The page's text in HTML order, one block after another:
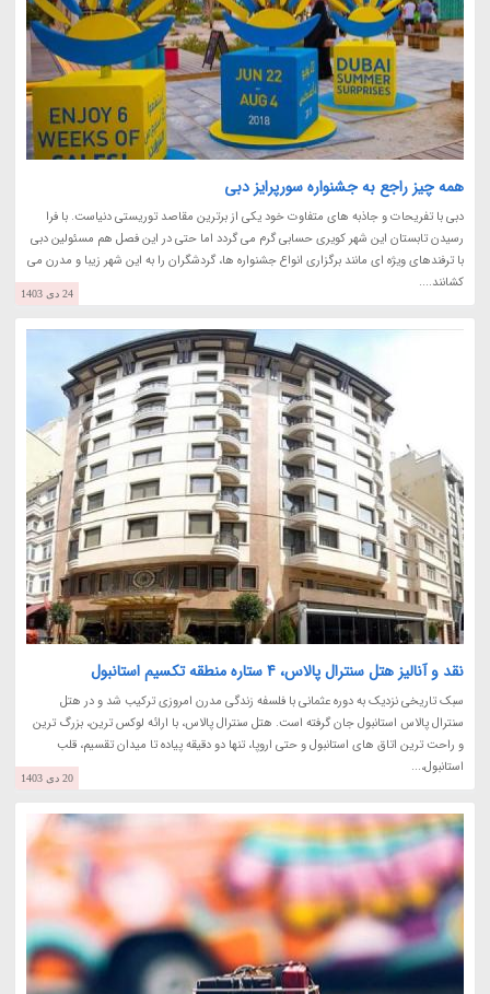
همه چیز راجع به جشنواره سورپرایز دبی
دبی با تفریحات و جاذبه های متفاوت خود یکی از برترین مقاصد توریستی دنیاست. با فرا
رسیدن تابستان این شهر کویری حسابی گرم می گردد اما حتی در این فصل هم مسئولین دبی
با ترفندهای ویژه ای مانند برگزاری انواع جشنواره ها، گردشگران را به این شهر زیبا و مدرن می
کشانند....
24 دی 1403
نقد و آنالیز هتل سنترال پالاس، 4 ستاره منطقه تکسیم استانبول
سبک تاریخی نزدیک به دوره عثمانی با فلسفه زندگی مدرن امروزی ترکیب شد و در هتل
سنترال پالاس استانبول جان گرفته است. هتل سنترال پالاس، با ارائه لوکس ترین، بزرگ ترین
و راحت ترین اتاق های استانبول و حتی اروپا، تنها دو دقیقه پیاده تا میدان تقسیم، قلب
استانبول،...
20 دی 1403